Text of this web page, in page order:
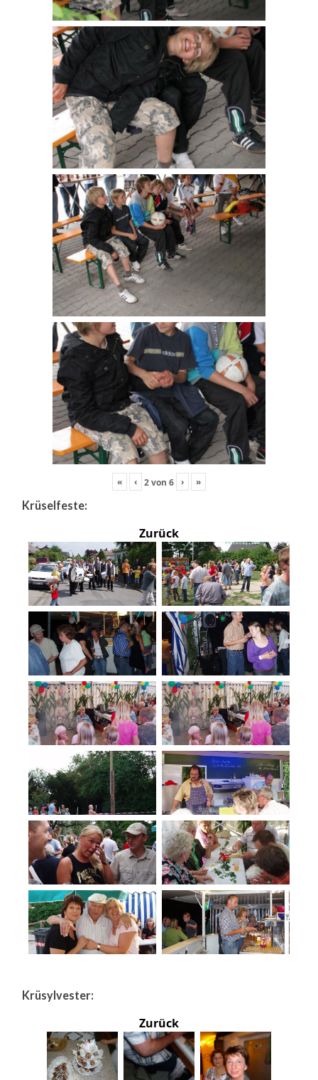
« ‹ 2von 6 › »
Krüselfeste:
Zurück
Krüsylvester:
Zurück